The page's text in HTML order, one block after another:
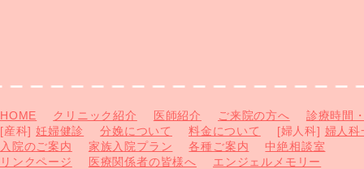
HOME クリニック紹介 医師紹介 ご来院の方へ
診療時間
[産科] 妊婦健診 分娩について 料金について [婦人科] 婦人科
入院のご案内
家族入院プラン 各種ご案内
中絶相談室
リンクページ
医療関係者の皆様へ エンジェルメモリー